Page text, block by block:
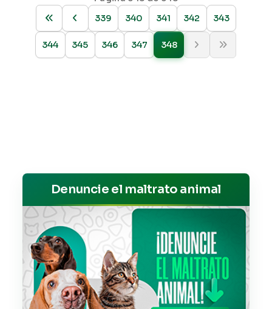
339
340 341 342 343
344 345 346 347 348
Denuncie el maltrato animal